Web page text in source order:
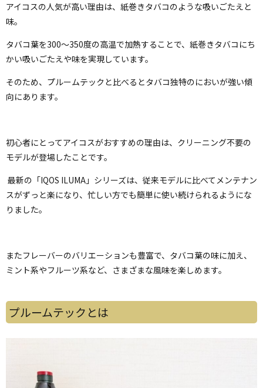
アイコスの人気が高い理由は、紙巻きタバコのような吸いごたえと
味。
タバコ葉を300〜350度の高温で加熱することで、紙巻きタバコにち
かい吸いごたえや味を実現しています。
そのため、プルームテックと比べるとタバコ独特のにおいが強い傾
向にあります。
初心者にとってアイコスがおすすめの理由は、クリーニング不要の
モデルが登場したことです。
最新の「IQOS ILUMA」シリーズは、従来モデルに比べてメンテナン
スがずっと楽になり、忙しい方でも簡単に使い続けられるようにな
りました。
またフレーバーのバリエーションも豊富で、タバコ葉の味に加え、
ミント系やフルーツ系など、さまざまな風味を楽しめます。
プルームテックとは